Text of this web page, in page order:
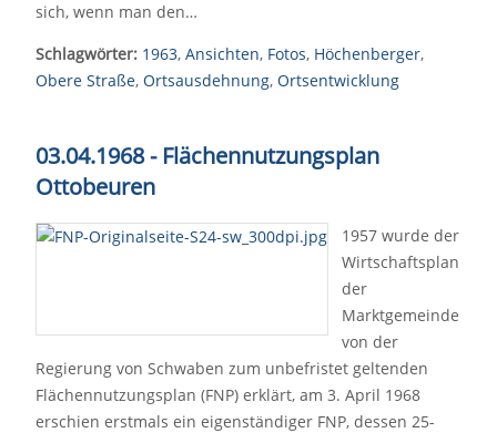
sich, wenn man den…
Schlagwörter: 1963, Ansichten, Fotos, Höchenberger,
Obere Straße, Ortsausdehnung, Ortsentwicklung
03.04.1968 - Flächennutzungsplan
Ottobeuren
1957 wurde der
Wirtschaftsplan
der
Marktgemeinde
von der
Regierung von Schwaben zum unbefristet geltenden
Flächennutzungsplan (FNP) erklärt, am 3. April 1968
erschien erstmals ein eigenständiger FNP, dessen 25-